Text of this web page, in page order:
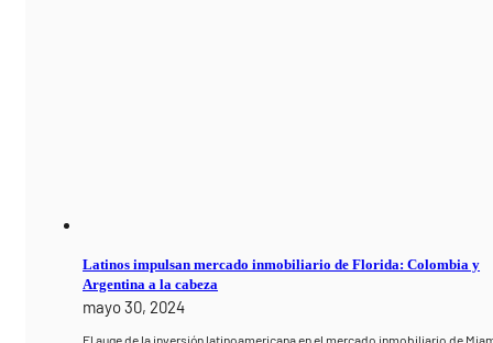
Latinos impulsan mercado inmobiliario de Florida: Colombia y
Argentina a la cabeza
mayo 30, 2024
El auge de la inversión latinoamericana en el mercado inmobiliario de